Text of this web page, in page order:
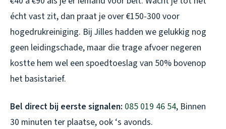
écht vast zit, dan praat je over €150-300 voor
hogedrukreiniging. Bij Jilles hadden we gelukkig nog
geen leidingschade, maar die trage afvoer negeren
kostte hem wel een spoedtoeslag van 50% bovenop
het basistarief.
Bel direct bij eerste signalen: 085 019 46 54, Binnen
30 minuten ter plaatse, ook ‘s avonds.